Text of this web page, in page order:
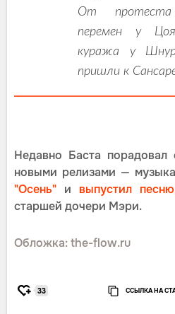
От
перемен у
куража у
пришли к
Недавно Баста
новыми релизами —
"Осень" и выпустил
старшей дочери Мэри.
Обложка: the-flow.ru
33 ССЫЛКА НА